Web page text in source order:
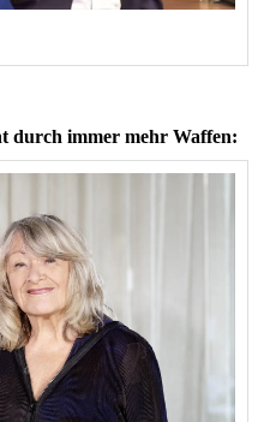
durch immer mehr Waffen: